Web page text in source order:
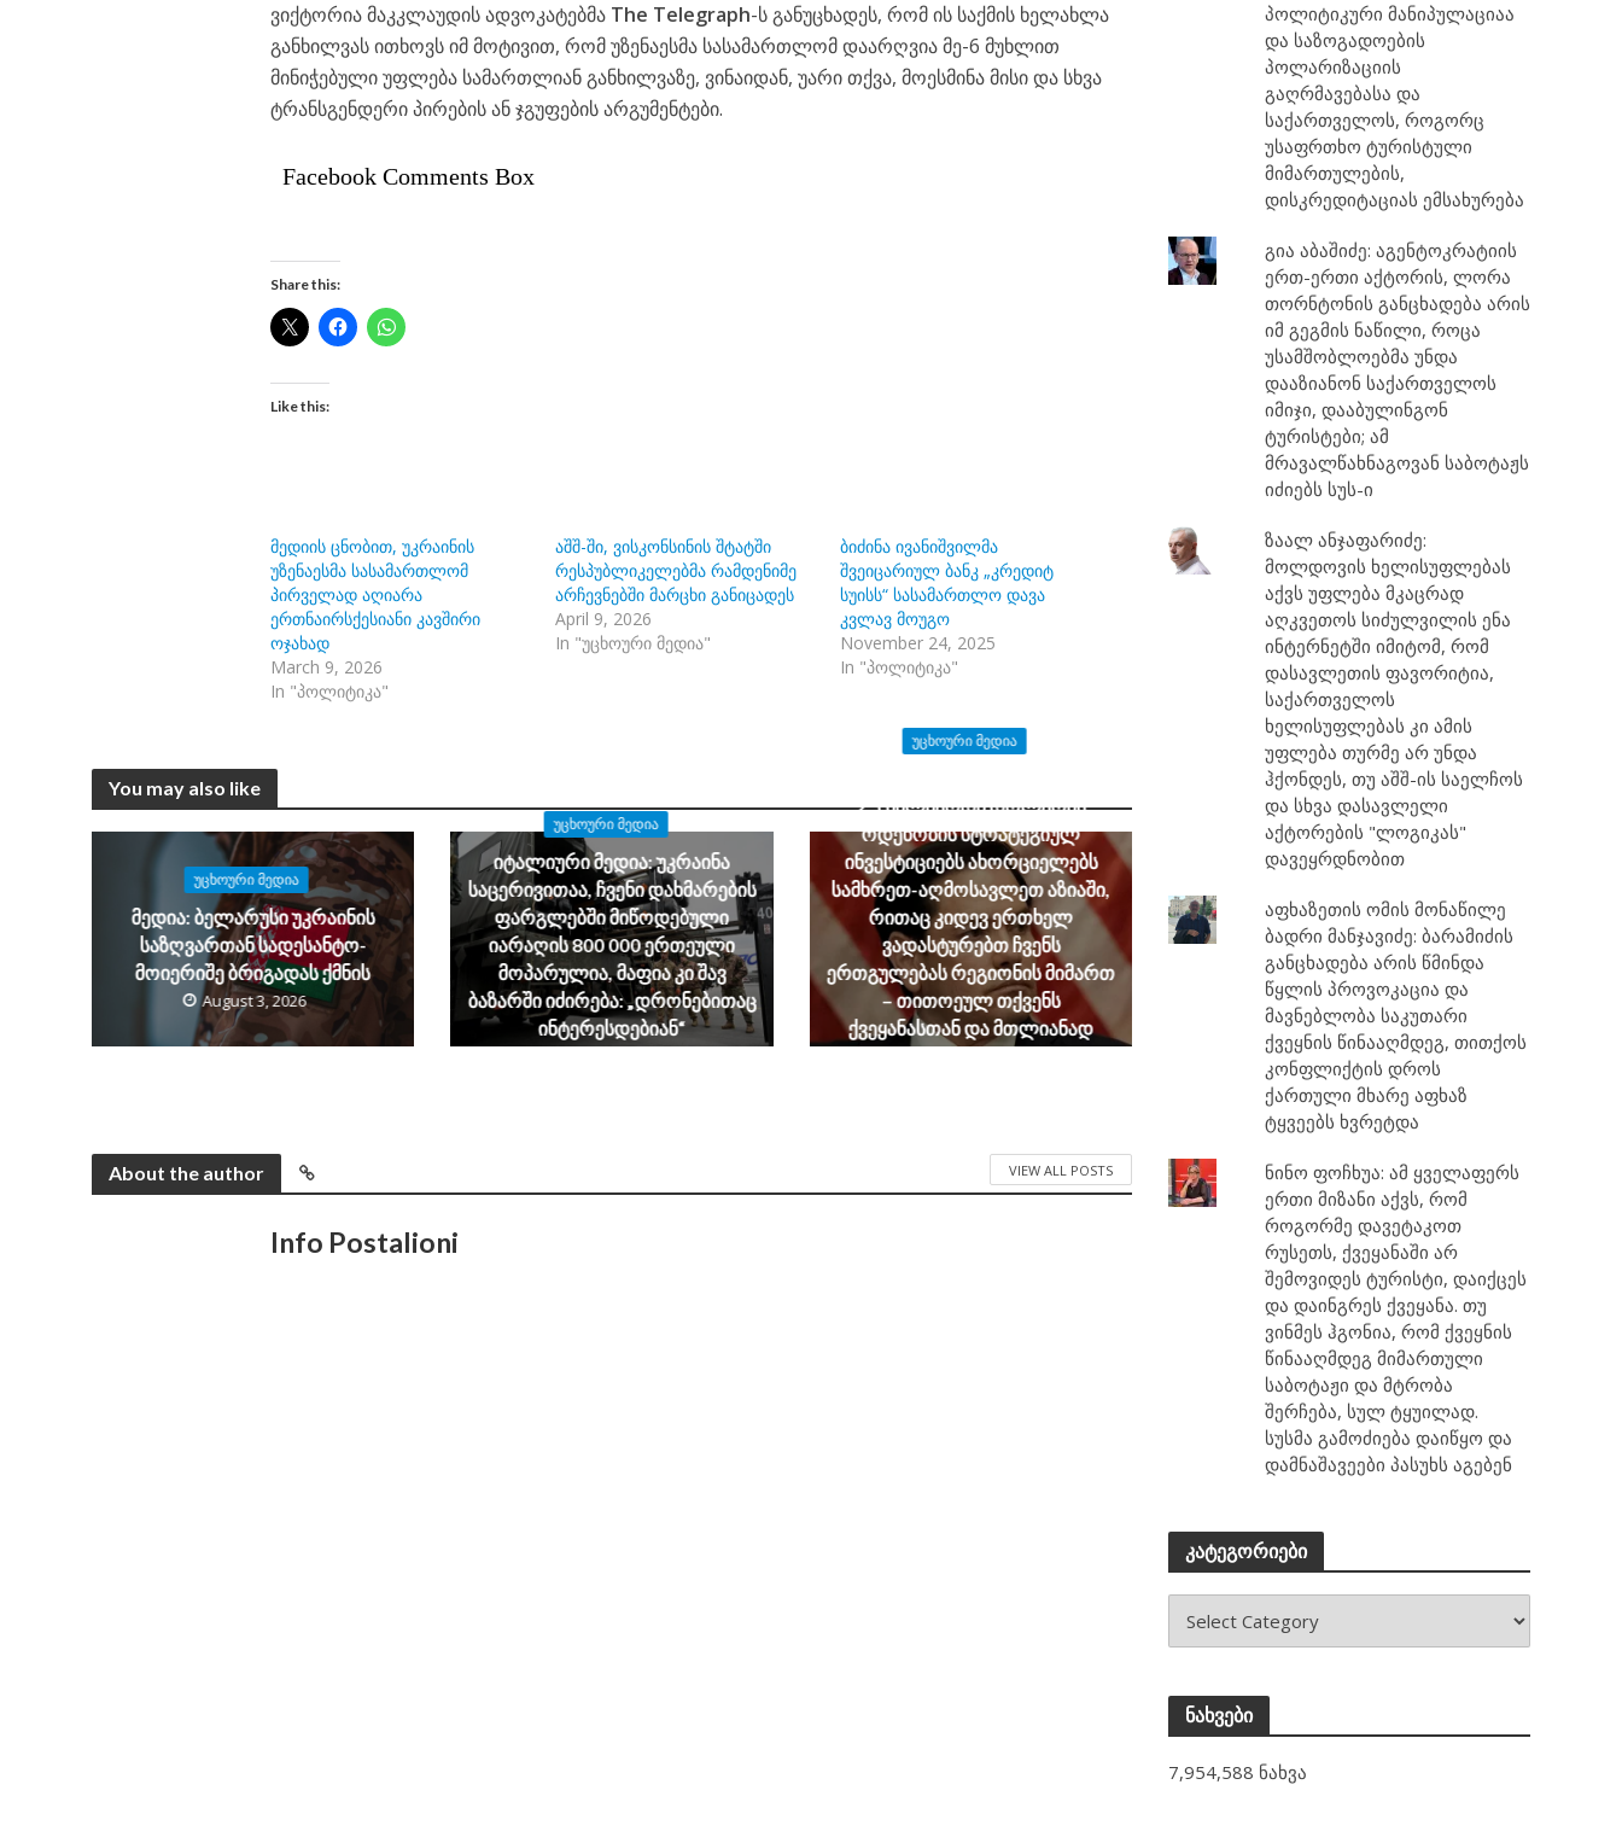
ვიქტორია მაკკლაუდის ადვოკატებმა The Telegraph-ს განუცხადეს, რომ ის საქმის ხელახლა
განხილვას ითხოვს იმ მოტივით, რომ უზენაესმა სასამართლომ დაარღვია მე-6 მუხლით
მინიჭებული უფლება სამართლიან განხილვაზე, ვინაიდან, უარი თქვა, მოესმინა მისი და სხვა
ტრანსგენდერი პირების ან ჯგუფების არგუმენტები.
Facebook Comments Box
Share this:
Like this:
მედიის ცნობით, უკრაინის
უზენაესმა სასამართლომ
პირველად აღიარა
ერთნაირსქესიანი კავშირი
ოჯახად
March 9, 2026
In "პოლიტიკა"
აშშ-ში, ვისკონსინის შტატში
რესპუბლიკელებმა რამდენიმე
არჩევნებში მარცხი განიცადეს
April 9, 2026
In "უცხოური მედია"
ბიძინა ივანიშვილმა
შვეიცარიულ ბანკ „კრედიტ
სუისს“ სასამართლო დავა
კვლავ მოუგო
November 24, 2025
In "პოლიტიკა"
You may also like
ᲣᲪᲮᲝᲣᲠᲘ ᲛᲔᲓᲘᲐ
მედია: ბელარუსი უკრაინის
საზღვართან სადესანტო-
მოიერიშე ბრიგადას ქმნის
August 3, 2026
ᲣᲪᲮᲝᲣᲠᲘ ᲛᲔᲓᲘᲐ
იტალიური მედია: უკრაინა
საცერივითაა, ჩვენი დახმარების
ფარგლებში მიწოდებული
იარაღის 800 000 ერთეული
მოპარულია, მაფია კი შავ
ბაზარში იძირება: „დრონებითაც
ინტერესდებიან“
ᲣᲪᲮᲝᲣᲠᲘ ᲛᲔᲓᲘᲐ
2.5 მილიარდი დოლარის
ოდენობის სტრატეგიულ
ინვესტიციებს ახორციელებს
სამხრეთ-აღმოსავლეთ აზიაში,
რითაც კიდევ ერთხელ
ვადასტურებთ ჩვენს
ერთგულებას რეგიონის მიმართ
– თითოეულ თქვენს
ქვეყანასთან და მთლიანად
About the author VIEW ALL POSTS
Info Postalioni
პოლიტიკური მანიპულაციაა
და საზოგადოების
პოლარიზაციის
გაღრმავებასა და
საქართველოს, როგორც
უსაფრთხო ტურისტული
მიმართულების,
დისკრედიტაციას ემსახურება
გია აბაშიძე: აგენტოკრატიის
ერთ-ერთი აქტორის, ლორა
თორნტონის განცხადება არის
იმ გეგმის ნაწილი, როცა
უსამშობლოებმა უნდა
დააზიანონ საქართველოს
იმიჯი, დააბულინგონ
ტურისტები; ამ
მრავალწახნაგოვან საბოტაჟს
იძიებს სუს-ი
ზაალ ანჯაფარიძე:
მოლდოვის ხელისუფლებას
აქვს უფლება მკაცრად
აღკვეთოს სიძულვილის ენა
ინტერნეტში იმიტომ, რომ
დასავლეთის ფავორიტია,
საქართველოს
ხელისუფლებას კი ამის
უფლება თურმე არ უნდა
ჰქონდეს, თუ აშშ-ის საელჩოს
და სხვა დასავლელი
აქტორების "ლოგიკას"
დავეყრდნობით
აფხაზეთის ომის მონაწილე
ბადრი მანჯავიძე: ბარამიძის
განცხადება არის წმინდა
წყლის პროვოკაცია და
მავნებლობა საკუთარი
ქვეყნის წინააღმდეგ, თითქოს
კონფლიქტის დროს
ქართული მხარე აფხაზ
ტყვეებს ხვრეტდა
ნინო ფოჩხუა: ამ ყველაფერს
ერთი მიზანი აქვს, რომ
როგორმე დავეტაკოთ
რუსეთს, ქვეყანაში არ
შემოვიდეს ტურისტი, დაიქცეს
და დაინგრეს ქვეყანა. თუ
ვინმეს ჰგონია, რომ ქვეყნის
წინააღმდეგ მიმართული
საბოტაჟი და მტრობა
შერჩება, სულ ტყუილად.
სუსმა გამოძიება დაიწყო და
დამნაშავეები პასუხს აგებენ
კატეგორიები
ნახვები
7,954,588 ნახვა